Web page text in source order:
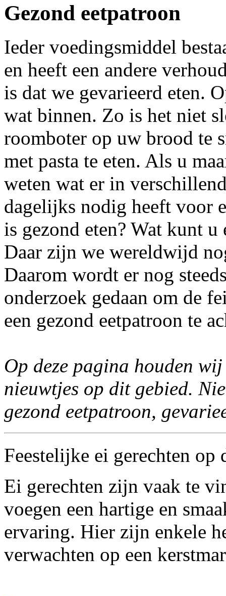
Gezond eetpatroon
Ieder voedingsmiddel
en heeft een andere
is dat we gevarieerd eten.
wat binnen. Zo is het niet
roomboter op uw brood te
met pasta te eten. Als u
weten wat er in
dagelijks nodig heeft voor
is gezond eten? Wat kunt
Daar zijn we wereldwijd
Daarom wordt er nog
onderzoek gedaan om de
een gezond eetpatroon te
Op deze pagina houden
nieuwtjes op dit gebied.
gezond eetpatroon,
Feestelijke ei gerechten op
Ei gerechten zijn vaak te
voegen een hartige en
ervaring. Hier zijn enkele
verwachten op een